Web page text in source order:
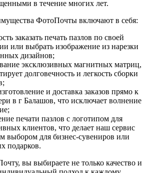
в течение многих лет.
ФотоПочты включают в себя:
заказать печать пазлов по своей
или выбрать изображение из нарезки
дизайнов;
эксклюзивных магнитных матриц,
долговечность и легкость сборки
и доставка заказов прямо к
в г Балашов, что исключает волнение
печати пазлов с логотипом для
клиентов, что делает наш сервис
выбором для бизнес-сувениров или
подарков.
вы выбираете не только качество и